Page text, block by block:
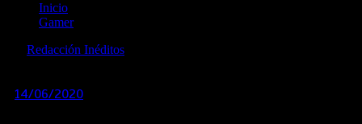
Inicio
Gamer
Redacción Inéditos
14/06/2020